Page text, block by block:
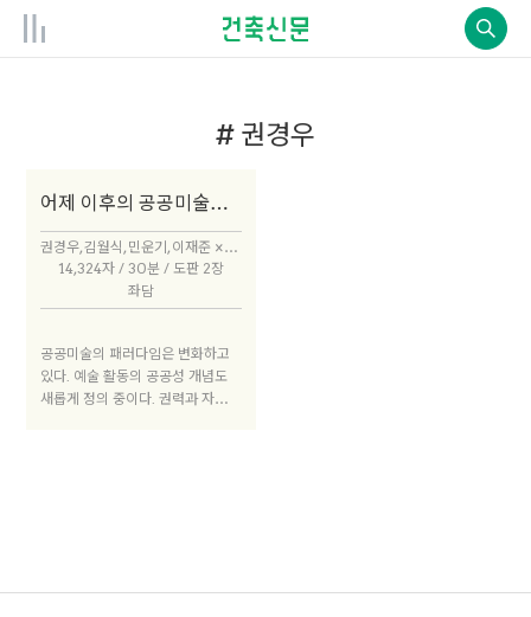
# 권경우
어제 이후의 공공미술과 커뮤니티아트
권경우, 김월식, 민운기, 이재준 × 박성태
14,324자 / 30분 / 도판 2장
좌담
공공미술의 패러다임은 변화하고
있다. 예술 활동의 공공성 개념도
새롭게 정의 중이다. 권력과 자본이